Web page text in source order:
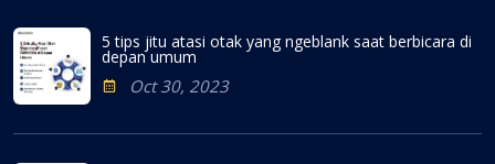
5 tips jitu atasi otak yang ngeblank saat berbicara di
depan umum
Oct 30, 2023